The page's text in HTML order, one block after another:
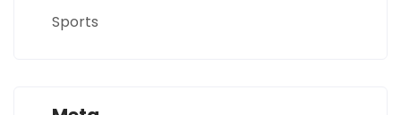
Sports